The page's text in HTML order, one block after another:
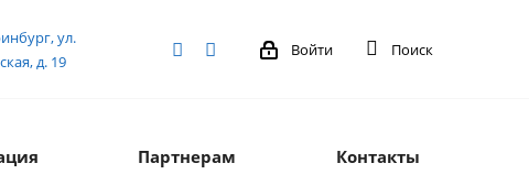
ул.
д. 19
Войти Поиск
Партнерам Контакты